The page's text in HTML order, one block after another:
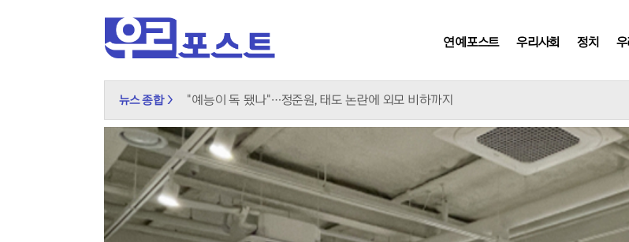
연예포스트 우리사회 정치 우
뉴스 종합 >
장가현, 현영 연기에 돌직구 "속에 악 없어"
"예능이 독 됐나"…정준원, 태도 논란에 외모 비하까지
키스 오브 라이프, 성숙해진 여름으로 컴백
무더위 쉼터의 진화, 광화문 해피소 이달 말까지 연장
신남성연대 대표 배인규, 자택서 숨진 채 발견
온열질환자 2200명 돌파…기록적 폭염 인명피해
"그린벨트 대신 재개발" 오세훈, 정부에 건의
국민의힘, 선관위 직무대행 '특검 1호 수사' 촉구
이재명 귀국하자마자 '데드크로스', 거부권이 분수령